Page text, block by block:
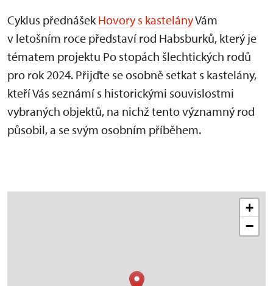
Cyklus přednášek Hovory s kastelányVám
v letošním roce představí rod Habsburků, který je
tématem projektu Po stopách šlechtických rodů
pro rok 2024. Přijďte se osobně setkat s kastelány,
kteří Vás seznámí s historickými souvislostmi
vybraných objektů, na nichž tento významný rod
působil, a se svým osobním příběhem.
+
−